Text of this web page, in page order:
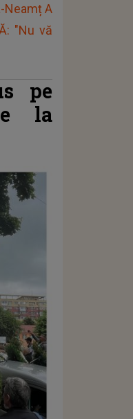
Neamț A
"Nu vă
pe
la